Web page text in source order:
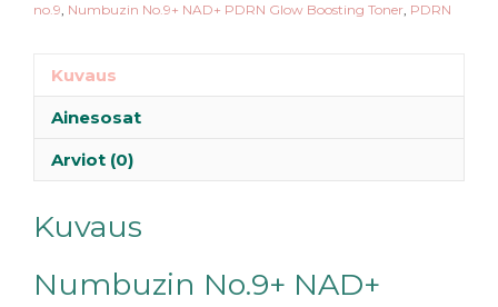
no.9, Numbuzin No.9+ NAD+ PDRN Glow Boosting Toner, PDRN
Kuvaus
Ainesosat
Arviot (0)
Kuvaus
Numbuzin No.9+ NAD+